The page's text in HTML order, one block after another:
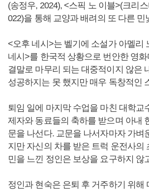
(송정우, 2024), <스픽 노 이블>(크리
022)을 통해 교양과 배려의 또 다른 민
<오후 네시>는 벨기에 소설가 아멜리
네시>를 한국적 상황으로 번안한 영
결말로 마무리 되는 대중적이지 않은
성공하지는 못 했지만 매우 독창적인
퇴임 일에 마지막 수업을 마친 대학교
제자와 동료들의 축하를 받으며 아내
문을 나선다. 교문을 나서자마자 가벼
지만 자신의 차를 받은 트럭 운전사의
민을 느낀 정인은 보상을 요구하지 않
정인과 현숙은 은퇴 후 거주하기 위해